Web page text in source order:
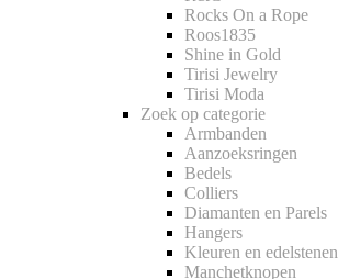
Rocks On a Rope
Roos1835
Shine in Gold
Tirisi Jewelry
Tirisi Moda
Zoek op categorie
Armbanden
Aanzoeksringen
Bedels
Colliers
Diamanten en Parels
Hangers
Kleuren en edelstenen
Manchetknopen